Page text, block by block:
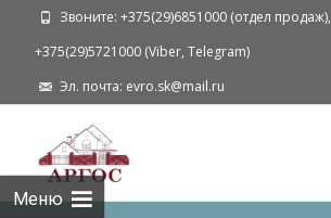
Звоните: +375(29)6851000 (отдел продаж),
+375(29)5721000 (Viber, Telegram)
Эл. почта: evro.sk@mail.ru
Меню